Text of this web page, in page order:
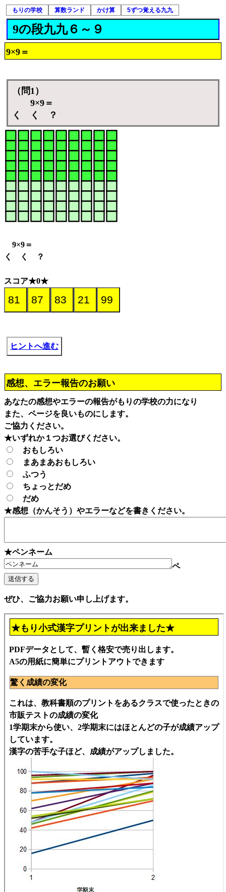
もりの学校 算数ランド かけ算 5ずつ覚える九九
9の段九九６～９
9×9＝
（問1）
9×9＝
く く ？
9×9＝
く く ？
スコア★0★
ヒントへ進む
感想、エラー報告のお願い
あなたの感想やエラーの報告がもりの学校の力になり
また、ページを良いものにします。
ご協力ください。
★いずれか１つお選びください。
おもしろい
まあまあおもしろい
ふつう
ちょっとだめ
だめ
★感想（かんそう）やエラーなどを書きください。
★ペンネーム
ペ
ぜひ、ご協力お願い申し上げます。